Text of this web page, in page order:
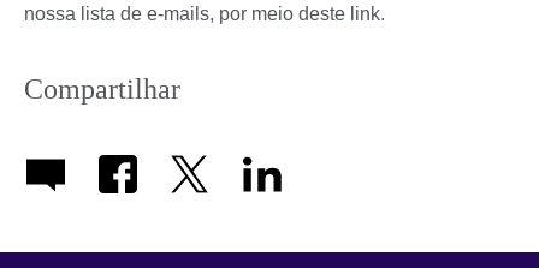
nossa lista de e-mails, por meio deste link.
Compartilhar